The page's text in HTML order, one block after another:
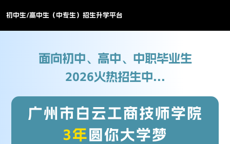
初中生/高中生（中专生）招生升学平台
面向初中、高中、中职毕业生
2026火热招生中...
广州市白云工商技师学院
3年圆你大学梦